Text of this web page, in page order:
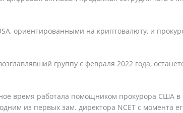
ориентированными на криптовалюту, и
группу с февраля 2022 года,
время работала помощником прокурора США в
из первых зам. директора NCET с момента